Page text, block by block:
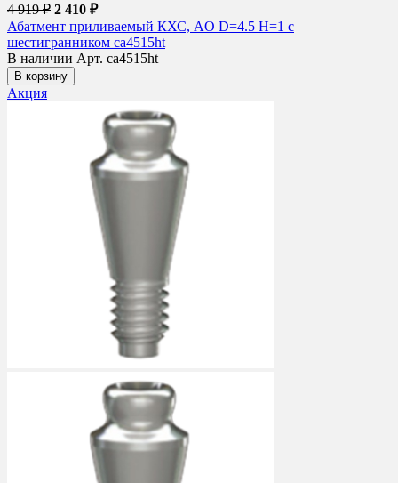
4 919 ₽ 2 410 ₽
Абатмент приливаемый КХС, AO D=4.5 H=1 с
шестигранником ca4515ht
В наличии Арт. ca4515ht
В корзину
Акция